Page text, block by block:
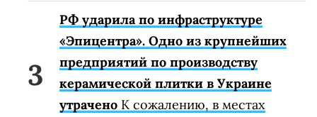
РФ ударила по инфраструктуре
«Эпицентра». Одно из крупнейших
предприятий по производству
керамической плитки в Украине
утрачено К сожалению, в местах